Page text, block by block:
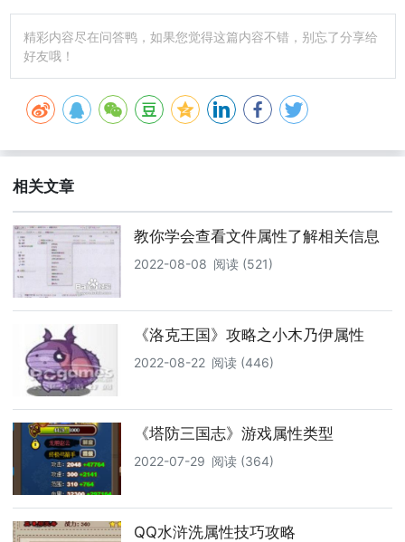
精彩内容尽在问答鸭，如果您觉得这篇内容不错，别忘了分享给
好友哦！
相关文章
教你学会查看文件属性了解相关信息
2022-08-08 阅读 (521)
《洛克王国》攻略之小木乃伊属性
2022-08-22 阅读 (446)
《塔防三国志》游戏属性类型
2022-07-29 阅读 (364)
QQ水浒洗属性技巧攻略